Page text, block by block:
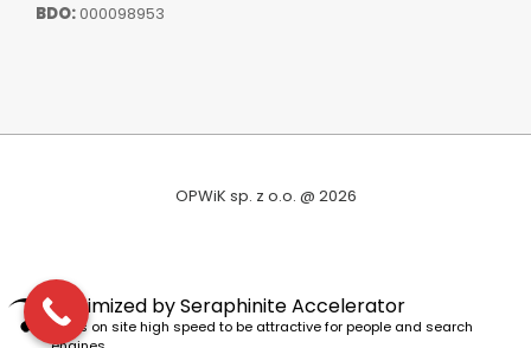
BDO:000098953
OPWiK sp. z o.o. @ 2026
Optimized by Seraphinite Accelerator
Turns on site high speed to be attractive for people and search